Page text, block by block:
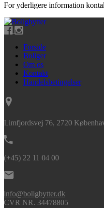
For yderligere information
Forside
Boliger
Om os
Kontakt
Handelsbetingelser
Limfjordsvej 76, 2720
(+45) 22 11 04 00
info@boligbytter.dk
CVR NR. 34478805